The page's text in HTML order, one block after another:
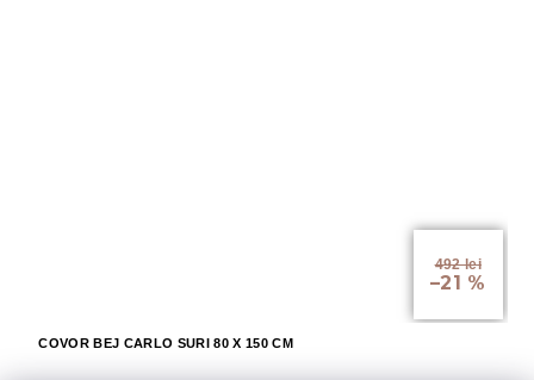
492 lei
–21 %
COVOR BEJ CARLO SURI 80 X 150 CM